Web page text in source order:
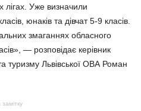
лігах. Уже визначили
юнаків та дівчат 5-9 класів.
змаганнях обласного
— розповідає керівник
туризму Львівської ОВА Роман
замітку